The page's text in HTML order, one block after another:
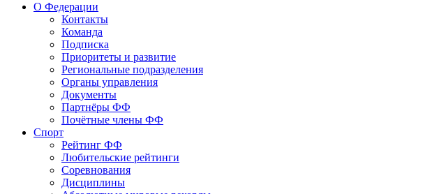
О Федерации
Контакты
Команда
Подписка
Приоритеты и развитие
Региональные подразделения
Органы управления
Документы
Партнёры ФФ
Почётные члены ФФ
Спорт
Рейтинг ФФ
Любительские рейтинги
Соревнования
Дисциплины